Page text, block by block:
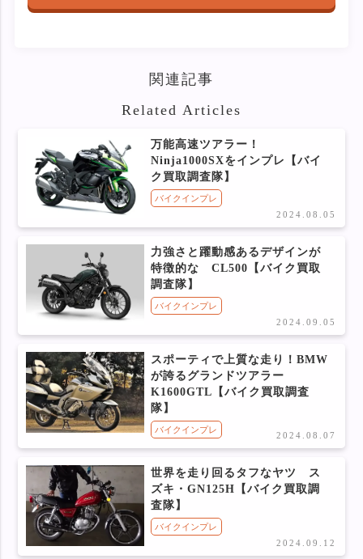
関連記事
Related Articles
万能高速ツアラー！
Ninja1000SXをインプレ【バイ
ク買取調査隊】
バイクインプレ
2024.08.05
力強さと躍動感あるデザインが
特徴的な CL500【バイク買取
調査隊】
バイクインプレ
2024.09.05
スポーティで上質な走り！BMW
が誇るグランドツアラー
K1600GTL【バイク買取調査
隊】
バイクインプレ
2024.08.07
世界を走り回るタフなヤツ ス
ズキ・GN125H【バイク買取調
査隊】
バイクインプレ
2024.09.12